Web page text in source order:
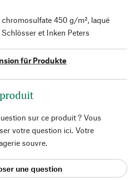
chromosulfate 450 g/m², laqué
et Inken Peters
für Produkte
sur ce produit ? Vous
votre question ici. Votre
souvre.
une question